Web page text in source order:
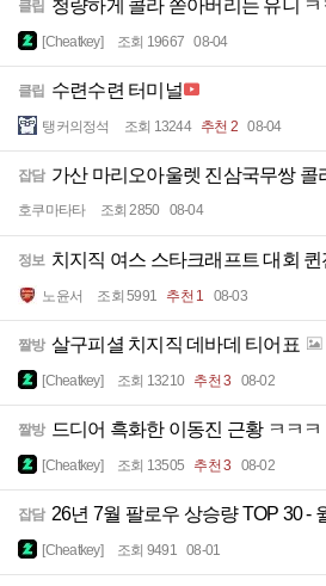
클립 청량하게 콜라 쏟아버리는 유니 ㅋ
[Cheatkey] 조회 19667 08-04
클립 수련수련 터미널
탱커의정석 조회 13244 추천 2 08-04
잡담 가산 마리오아울렛 진삼국무쌍 콜
호쿠마타타 조회 2850 08-04
정보 치지직 여스 스타크래프트 대회 퀸
노윤서 조회 5991 추천 1 08-03
짤방 살구피셜 치지직 데바데 티어표
[Cheatkey] 조회 13210 추천 3 08-02
짤방 드디어 흑화한 이동진 근황 ㅋㅋㅋ
[Cheatkey] 조회 13505 추천 3 08-02
잡담 26년 7월 팔로우 상승량 TOP 30 -
[Cheatkey] 조회 9491 08-01